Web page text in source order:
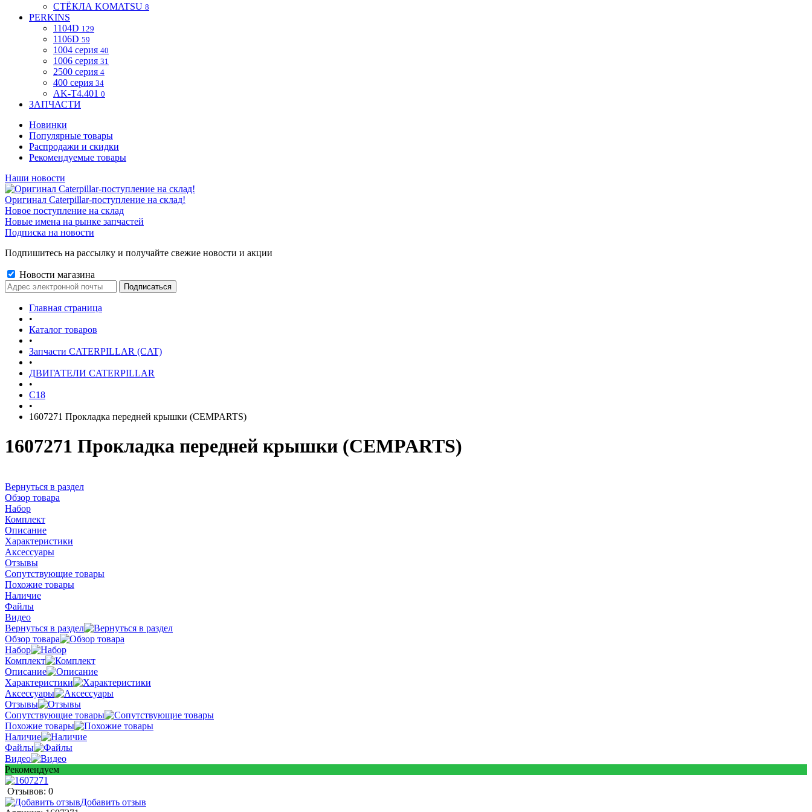
СТЁКЛА KOMATSU 8
PERKINS
1104D 129
1106D 59
1004 серия 40
1006 серия 31
2500 серия 4
400 серия 34
AK-T4.401 0
ЗАПЧАСТИ
Новинки
Популярные товары
Распродажи и скидки
Рекомендуемые товары
Наши новости
Оригинал Caterpillar-поступление на склад!
Новое поступление на склад
Новые имена на рынке запчастей
Подписка на новости
Подпишитесь на рассылку и получайте свежие новости и акции
Новости магазина
Главная страница
•
Каталог товаров
•
Запчасти CATERPILLAR (CAT)
•
ДВИГАТЕЛИ CATERPILLAR
•
С18
•
1607271 Прокладка передней крышки (CEMPARTS)
1607271 Прокладка передней крышки (CEMPARTS)
Вернуться в раздел
Обзор товара
Набор
Комплект
Описание
Характеристики
Аксессуары
Отзывы
Сопутствующие товары
Похожие товары
Наличие
Файлы
Видео
Вернуться в раздел
Обзор товара
Набор
Комплект
Описание
Характеристики
Аксессуары
Отзывы
Сопутствующие товары
Похожие товары
Наличие
Файлы
Видео
Рекомендуем
Отзывов: 0
Добавить отзыв